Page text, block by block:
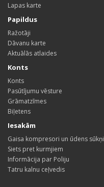
Lapas karte
Papildus
Ražotāji
Dāvanu karte
Aktuālās atlaides
Konts
Konts
Pasūtījumu vēsture
Grāmatzīmes
Biļetens
Iesakām
Gaisa kompresori un ūdens sūkņi
Siets pret kurmjiem
Informācija par Poliju
Tatru kalnu ceļvedis